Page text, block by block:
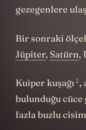
gezegenlere
Bir sonraki
Jüpiter, Satürn,
Kuiper kuşağı 2,
bulunduğu cüce
fazla buzlu